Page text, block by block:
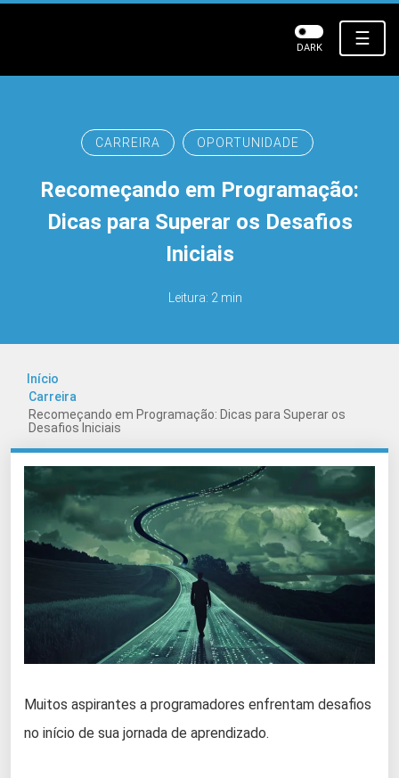
☰
DARK
CARREIRA OPORTUNIDADE
Recomeçando em Programação:
Dicas para Superar os Desafios
Iniciais
Leitura: 2 min
Início
Carreira
Recomeçando em Programação: Dicas para Superar os
Desafios Iniciais
Muitos aspirantes a programadores enfrentam desafios
no início de sua jornada de aprendizado.